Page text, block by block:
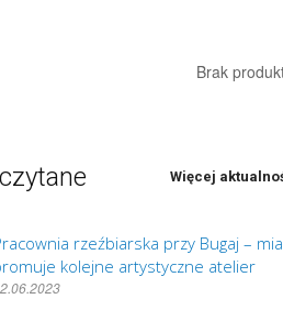
Brak
Więcej
rzeźbiarska przy Bugaj –
kolejne artystyczne atelier